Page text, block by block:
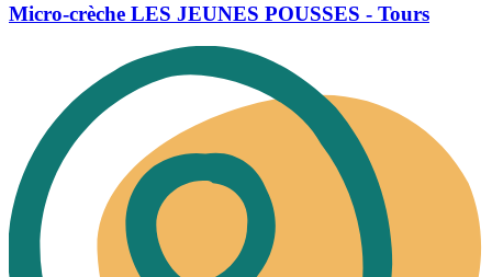
Micro-crèche LES JEUNES POUSSES - Tours